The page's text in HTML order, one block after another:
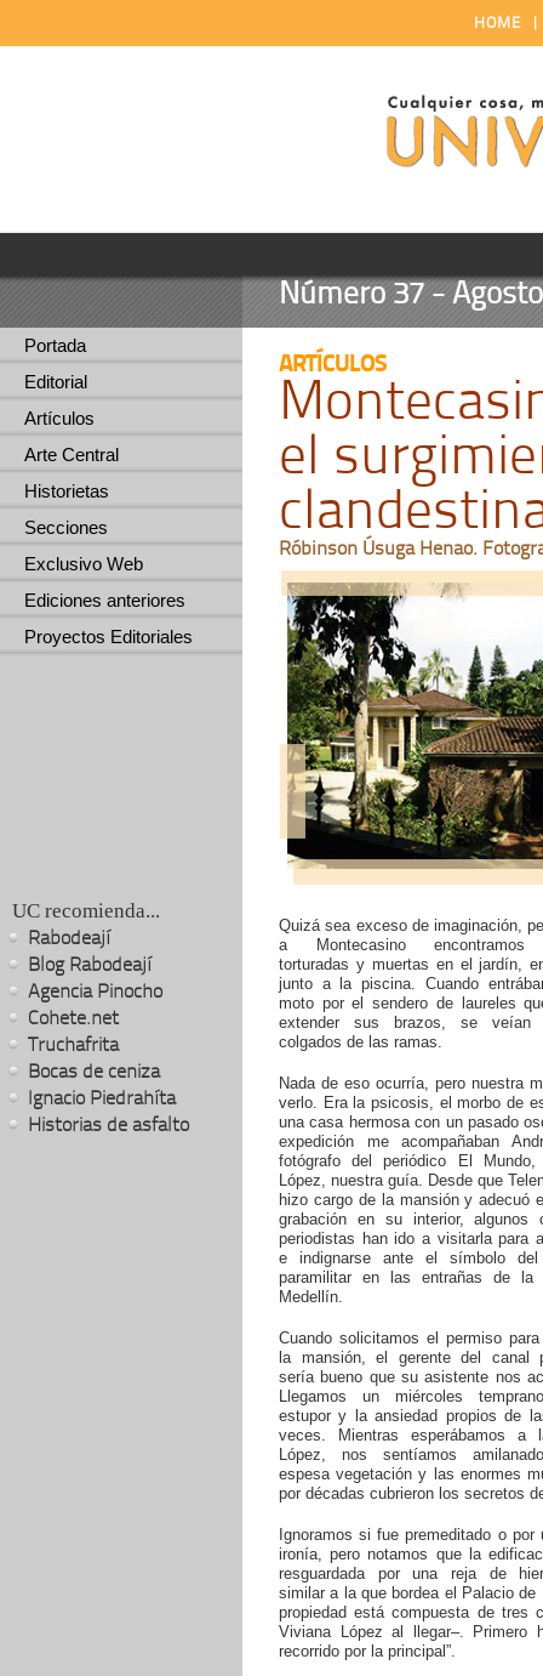
HOME
Número 37 - Agosto
Portada
Editorial
Artículos
Arte Central
Historietas
Secciones
Exclusivo Web
Ediciones anteriores
Proyectos Editoriales
UC recomienda...
Rabodeají
Blog Rabodeají
Agencia Pinocho
Cohete.net
Truchafrita
Bocas de ceniza
Ignacio Piedrahíta
Historias de asfalto
ARTÍCULOS
el
Róbinson Úsuga Henao.
Quizá sea exceso de imaginación,
a Montecasino encontramos
torturadas y muertas en el jardín,
junto a la piscina. Cuando
moto por el sendero de laureles
extender sus brazos, se veían
colgados de las ramas.
Nada de eso ocurría, pero nuestra
verlo. Era la psicosis, el morbo de
una casa hermosa con un pasado
expedición me acompañaban
fotógrafo del periódico El
López, nuestra guía. Desde que
hizo cargo de la mansión y adecuó
grabación en su interior, algunos
periodistas han ido a visitarla para
e indignarse ante el símbolo del
paramilitar en las entrañas de la
Medellín.
Cuando solicitamos el permiso
la mansión, el gerente del canal
sería bueno que su asistente nos
Llegamos un miércoles
estupor y la ansiedad propios de
veces. Mientras esperábamos a
López, nos sentíamos
espesa vegetación y las enormes
por décadas cubrieron los secretos
Ignoramos si fue premeditado o por
ironía, pero notamos que la
resguardada por una reja de
similar a la que bordea el Palacio de
propiedad está compuesta de tres
Viviana López al llegar–. Primero
recorrido por la principal”.